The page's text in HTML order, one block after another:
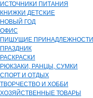
ИСТОЧНИКИ ПИТАНИЯ
КНИЖКИ ДЕТСКИЕ
НОВЫЙ ГОД
ОФИС
ПИШУЩИЕ ПРИНАДЛЕЖНОСТИ
ПРАЗДНИК
РАСКРАСКИ
РЮКЗАКИ, РАНЦЫ, СУМКИ
СПОРТ И ОТДЫХ
ТВОРЧЕСТВО И ХОББИ
ХОЗЯЙСТВЕННЫЕ ТОВАРЫ